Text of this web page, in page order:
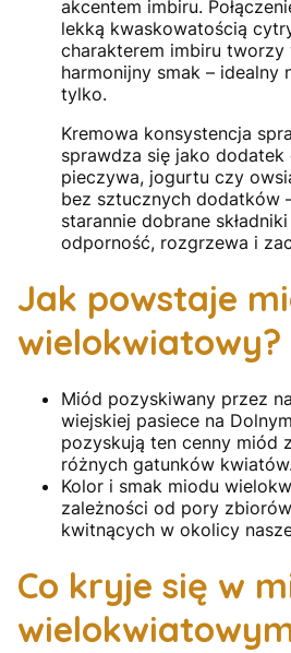
akcentem imbiru.
lekką kwaskowatością
charakterem imbiru
harmonijny smak – idealny
tylko.
Kremowa konsystencja
sprawdza się jako dodatek
pieczywa, jogurtu czy
bez sztucznych dodatków
starannie dobrane
odporność, rozgrzewa i
Jak powstaje
wielokwiatowy?
Miód pozyskiwany przez
wiejskiej pasiece na
pozyskują ten cenny miód
różnych gatunków
Kolor i smak miodu
zależności od pory
kwitnących w okolicy
Co kryje się w